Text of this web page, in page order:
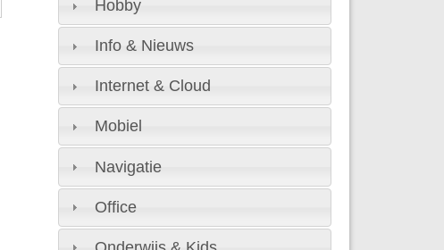
Hobby
Info & Nieuws
Internet & Cloud
Mobiel
Navigatie
Office